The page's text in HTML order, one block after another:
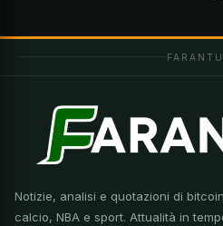
Notizie, analisi e quotazioni di
calcio, NBA e sport. Attualità in